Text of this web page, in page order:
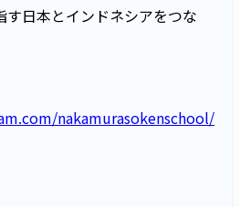
す日本とインドネシアをつな
nakamurasokenschool/